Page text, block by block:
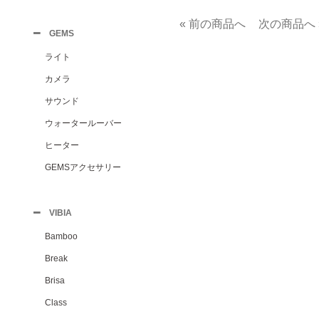
GEMS
ライト
カメラ
サウンド
ウォータールーバー
ヒーター
GEMSアクセサリー
VIBIA
Bamboo
Break
Brisa
Class
« 前の商品へ 次の商品へ